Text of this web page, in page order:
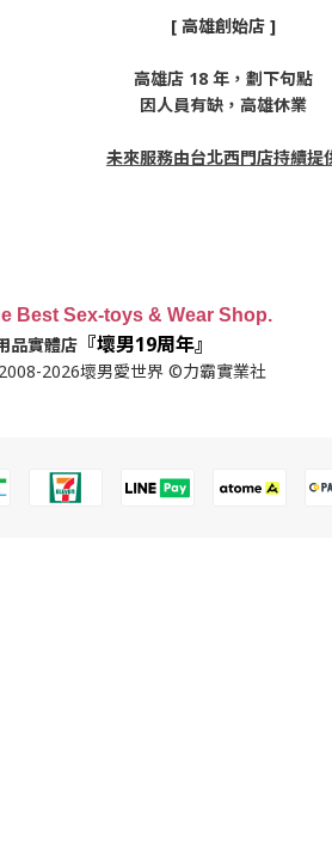
[ 高雄創始店 ]
高雄店 18 年，劃下句點
因人員有缺，高雄休業
未來服務由台北西門店持續提
Best Sex-toys & Wear Shop.
品實體店 『壞男19周年』
2026壞男愛世界 ©力霸實業社